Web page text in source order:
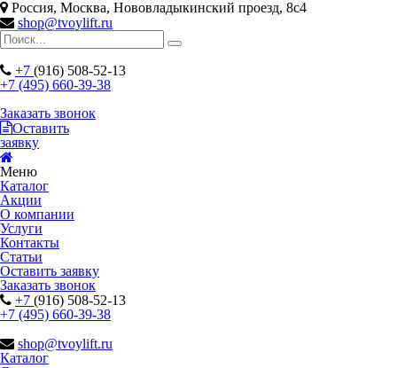
Россия, Москва, Нововладыкинский проезд, 8с4
shop@tvoylift.ru
+7 (916) 508-52-13
+7 (495) 660-39-38
Заказать звонок
Оставить
заявку
Меню
Каталог
Акции
О компании
Услуги
Контакты
Статьи
Оставить заявку
Заказать звонок
+7 (916) 508-52-13
+7 (495) 660-39-38
shop@tvoylift.ru
Каталог